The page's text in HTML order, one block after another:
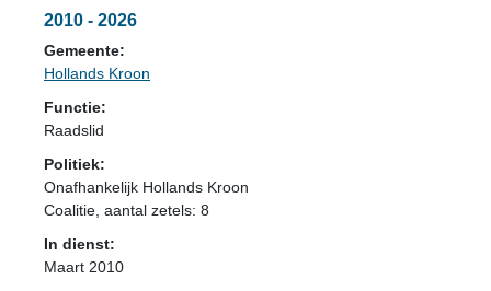
2010 - 2026
Gemeente:
Hollands Kroon
Functie:
Raadslid
Politiek:
Onafhankelijk Hollands Kroon
Coalitie , aantal zetels: 8
In dienst:
Maart 2010